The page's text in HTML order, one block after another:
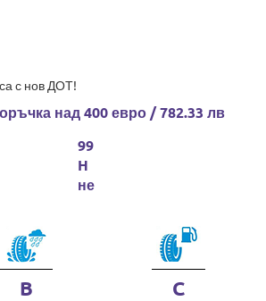
са с нов ДОТ!
над 400 евро / 782.33 лв
99
H
не
B C